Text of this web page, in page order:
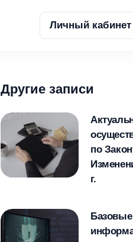
Личный кабинет
Другие записи
по
г.